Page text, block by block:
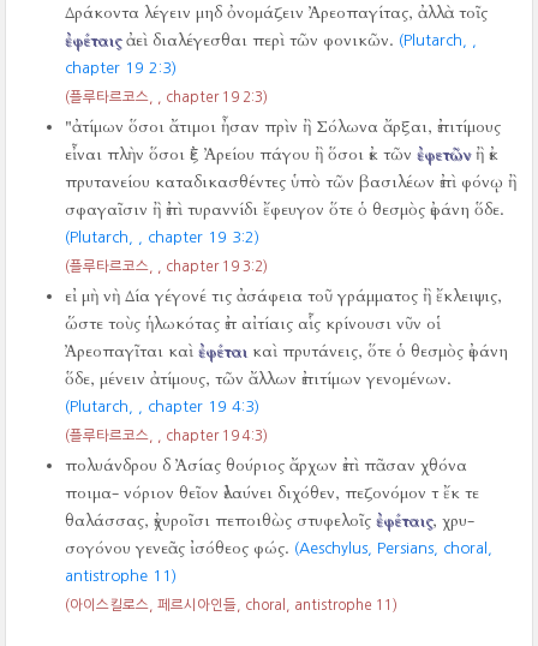
Δράκοντα λέγειν μηδ ὀνομάζειν Ἀρεοπαγίτας, ἀλλὰ τοῖς
ἐφέταιςἀεὶ διαλέγεσθαι περὶ τῶν φονικῶν. (Plutarch,
chapter 19 2:3)
(플루타르코스, , chapter 19 2:3)
"ἀτίμων ὅσοι ἄτιμοι ἦσαν πρὶν ἢ Σόλωνα ἄρξαι, ἐπιτίμους
εἶναι πλὴν ὅσοι ἐξ Ἀρείου πάγου ἢ ὅσοι ἐκ τῶνἐφετῶνἢ ἐκ
πρυτανείου καταδικασθέντες ὑπὸ τῶν βασιλέων ἐπὶ φόνῳ ἢ
σφαγαῖσιν ἢ ἐπὶ τυραννίδι ἔφευγον ὅτε ὁ θεσμὸς ἐφάνη ὅδε.
(Plutarch, , chapter 19 3:2)
(플루타르코스, , chapter 19 3:2)
εἰ μὴ νὴ Δία γέγονέ τις ἀσάφεια τοῦ γράμματος ἢ ἔκλειψις,
ὥστε τοὺς ἡλωκότας ἐπ αἰτίαις αἷς κρίνουσι νῦν οἱ
Ἀρεοπαγῖται καὶἐφέταικαὶ πρυτάνεις, ὅτε ὁ θεσμὸς ἐφάνη
ὅδε, μένειν ἀτίμους, τῶν ἄλλων ἐπιτίμων γενομένων.
(Plutarch, , chapter 19 4:3)
(플루타르코스, , chapter 19 4:3)
πολυάνδρου δ Ἀσίας θούριος ἄρχων ἐπὶ πᾶσαν χθόνα
ποιμα- νόριον θεῖον ἐλαύνει διχόθεν, πεζονόμον τ ἔκ τε
θαλάσσας, ἐχυροῖσι πεποιθὼς στυφελοῖςἐφέταις, χρυ-
σογόνου γενεᾶς ἰσόθεος φώς. (Aeschylus, Persians, choral,
antistrophe 11)
(아이스킬로스, 페르시아인들, choral, antistrophe 11)